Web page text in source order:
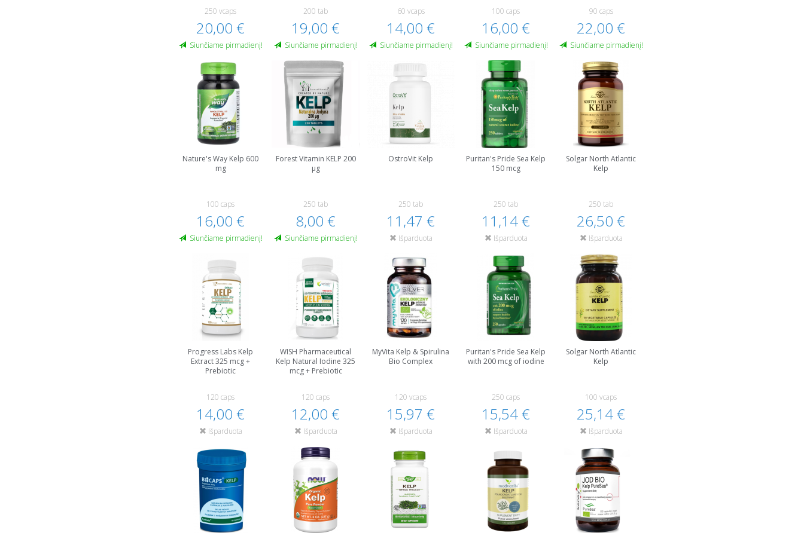
250 vcaps
20,00 €
Siunčiame pirmadienį!
200 tab
19,00 €
Siunčiame pirmadienį!
60 vcaps
14,00 €
Siunčiame pirmadienį!
100 caps
16,00 €
Siunčiame pirmadienį!
90 caps
22,00 €
Siunčiame pirmadienį!
Nature's Way Kelp 600
mg
100 caps
16,00 €
Siunčiame pirmadienį!
Forest Vitamin KELP 200
µg
250 tab
8,00 €
Siunčiame pirmadienį!
OstroVit Kelp
250 tab
11,47 €
Išparduota
Puritan's Pride Sea Kelp
150 mcg
250 tab
11,14 €
Išparduota
Solgar North Atlantic
Kelp
250 tab
26,50 €
Išparduota
Progress Labs Kelp
Extract 325 mcg +
Prebiotic
120 caps
14,00 €
Išparduota
WISH Pharmaceutical
Kelp Natural Iodine 325
mcg + Prebiotic
120 caps
12,00 €
Išparduota
MyVita Kelp & Spirulina
Bio Complex
120 vcaps
15,97 €
Išparduota
Puritan's Pride Sea Kelp
with 200 mcg of iodine
250 caps
15,54 €
Išparduota
Solgar North Atlantic
Kelp
100 vcaps
25,14 €
Išparduota